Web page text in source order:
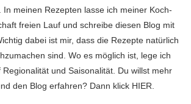
In meinen Rezepten lasse ich meiner Koch-
freien Lauf und schreibe diesen Blog mit
dabei ist mir, dass die Rezepte natürlich
sind. Wo es möglich ist, lege ich
und Saisonalität. Du willst mehr
den Blog erfahren? Dann klick HIER